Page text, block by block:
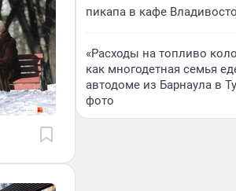
пикапа в кафе
«Расходы на топливо
как многодетная семья
автодоме из Барнаула в
фото